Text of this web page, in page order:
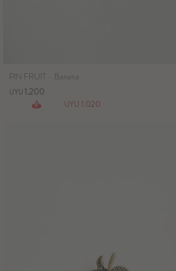
PIN FRUIT - Banana
UYU1.200
UYU 1.020